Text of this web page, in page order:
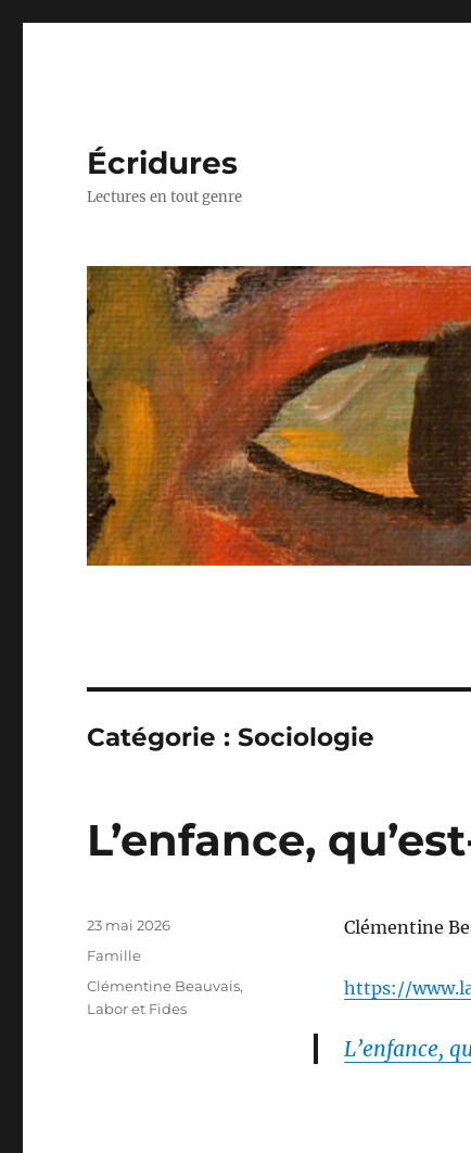
Écridures
Lectures en tout genre
Catégorie :Sociologie
L’enfance,
Clémentine
https://
L’enfance,
Publié
23 mai 2026
Catégories
Famille
Étiquettes
Clémentine Beauvais,
Labor et Fides